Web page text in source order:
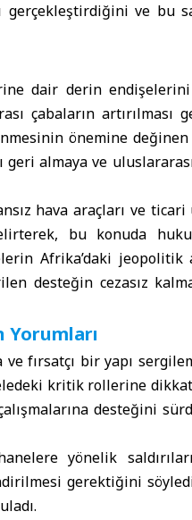
ve bu
dair derin
çabaların artırılması
önemine
geri almaya ve
hava araçları ve
bu konuda
Afrika’daki
desteğin cezasız
fırsatçı bir yapı
kritik rollerine
desteğini
yönelik
gerektiğini